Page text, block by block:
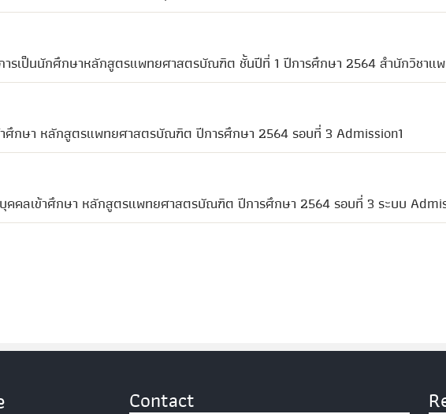
รเป็นนักศึกษาหลักสูตรแพทยศาสตรบัณฑิต ชั้นปีที่ 1 ปีการศึกษา 2564 สำนักวิชาแ
าศึกษา หลักสูตรแพทยศาสตรบัณฑิต ปีการศึกษา 2564 รอบที่ 3 Admission1
คคลเข้าศึกษา หลักสูตรแพทยศาสตรบัณฑิต ปีการศึกษา 2564 รอบที่ 3 ระบบ
Contact